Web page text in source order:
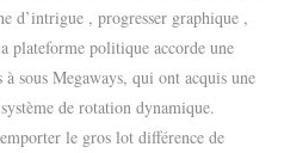
d’intrigue , progresser graphique ,
plateforme politique accorde une
sous Megaways, qui ont acquis une
de rotation dynamique.
le gros lot différence de